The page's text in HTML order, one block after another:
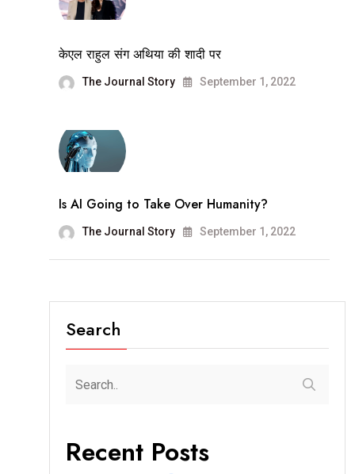
केएल राहुल संग अथिया की शादी पर
The Journal Story September 1, 2022
Is AI Going to Take Over Humanity?
The Journal Story September 1, 2022
Search
Recent Posts